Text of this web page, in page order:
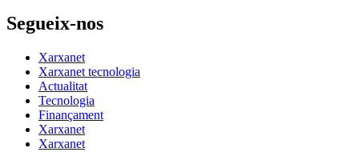
Segueix-nos
Xarxanet
Xarxanet tecnologia
Actualitat
Tecnologia
Finançament
Xarxanet
Xarxanet